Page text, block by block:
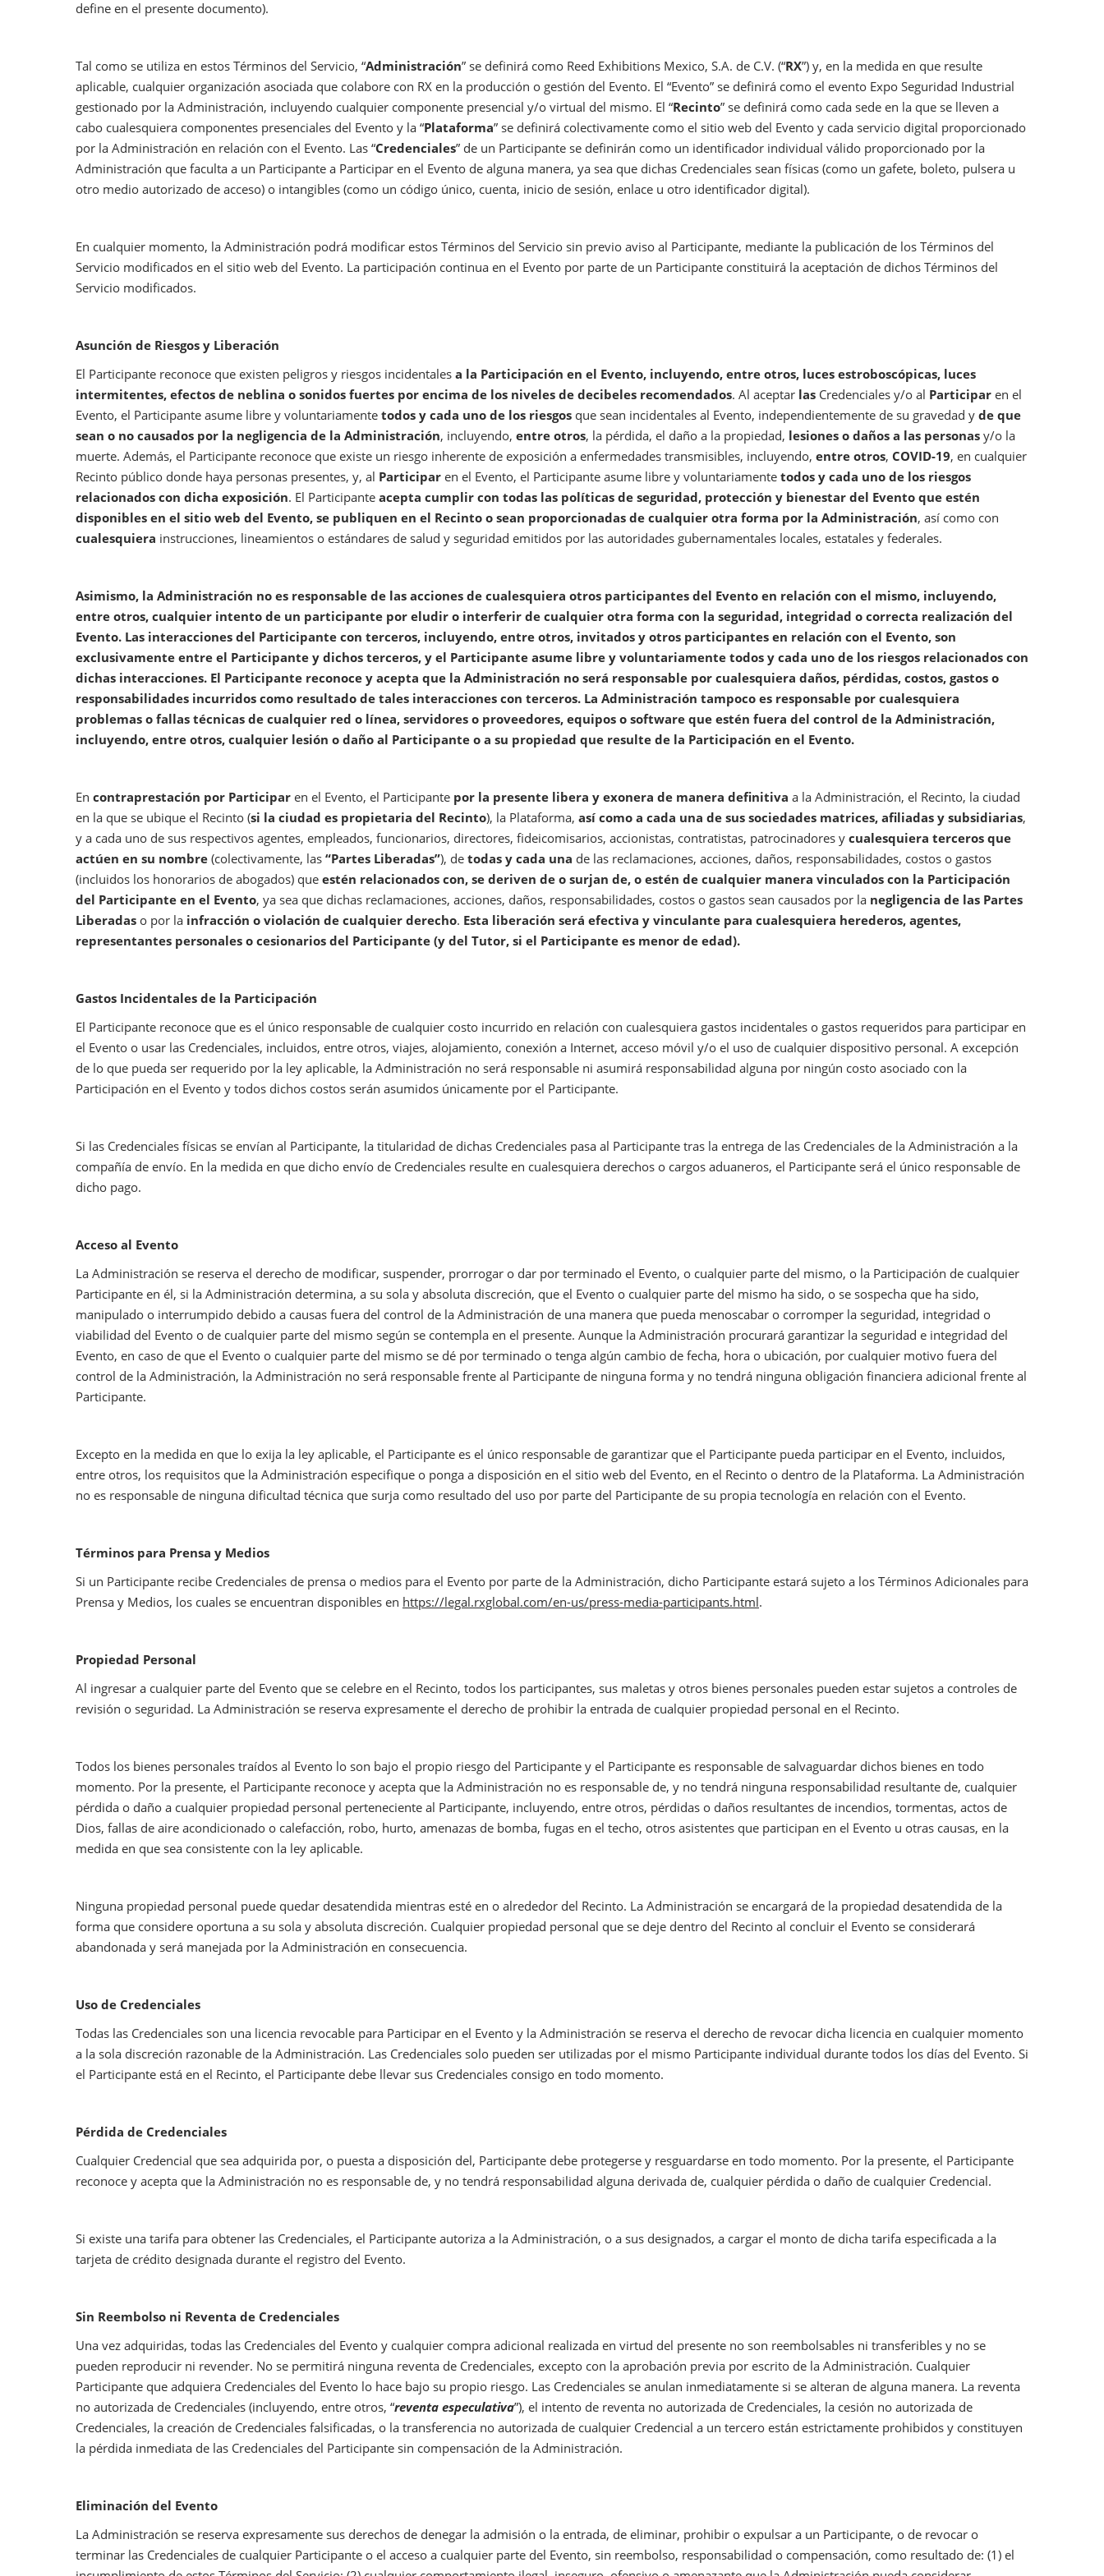
define en el presente documento).
Tal como se utiliza en estos Términos del Servicio, “Administración” se definirá como Reed Exhibitions Mexico, S.A. de C.V. (“RX”) y, en la medida en que resulte
aplicable, cualquier organización asociada que colabore con RX en la producción o gestión del Evento. El “Evento” se definirá como el evento Expo Seguridad Industrial
gestionado por la Administración, incluyendo cualquier componente presencial y/o virtual del mismo. El “Recinto” se definirá como cada sede en la que se lleven a
cabo cualesquiera componentes presenciales del Evento y la “Plataforma” se definirá colectivamente como el sitio web del Evento y cada servicio digital proporcionado
por la Administración en relación con el Evento. Las “Credenciales” de un Participante se definirán como un identificador individual válido proporcionado por la
Administración que faculta a un Participante a Participar en el Evento de alguna manera, ya sea que dichas Credenciales sean físicas (como un gafete, boleto, pulsera u
otro medio autorizado de acceso) o intangibles (como un código único, cuenta, inicio de sesión, enlace u otro identificador digital).
En cualquier momento, la Administración podrá modificar estos Términos del Servicio sin previo aviso al Participante, mediante la publicación de los Términos del
Servicio modificados en el sitio web del Evento. La participación continua en el Evento por parte de un Participante constituirá la aceptación de dichos Términos del
Servicio modificados.
Asunción de Riesgos y Liberación
El Participante reconoce que existen peligros y riesgos incidentales a la Participación en el Evento, incluyendo, entre otros, luces estroboscópicas, luces
intermitentes, efectos de neblina o sonidos fuertes por encima de los niveles de decibeles recomendados. Al aceptar las Credenciales y/o al Participar en el
Evento, el Participante asume libre y voluntariamente todos y cada uno de los riesgos que sean incidentales al Evento, independientemente de su gravedad y de que
sean o no causados por la negligencia de la Administración, incluyendo, entre otros, la pérdida, el daño a la propiedad, lesiones o daños a las personas y/o la
muerte. Además, el Participante reconoce que existe un riesgo inherente de exposición a enfermedades transmisibles, incluyendo, entre otros, COVID-19, en cualquier
Recinto público donde haya personas presentes, y, al Participar en el Evento, el Participante asume libre y voluntariamente todos y cada uno de los riesgos
relacionados con dicha exposición. El Participante acepta cumplir con todas las políticas de seguridad, protección y bienestar del Evento que estén
disponibles en el sitio web del Evento, se publiquen en el Recinto o sean proporcionadas de cualquier otra forma por la Administración, así como con
cualesquiera instrucciones, lineamientos o estándares de salud y seguridad emitidos por las autoridades gubernamentales locales, estatales y federales.
Asimismo, la Administración no es responsable de las acciones de cualesquiera otros participantes del Evento en relación con el mismo, incluyendo,
entre otros, cualquier intento de un participante por eludir o interferir de cualquier otra forma con la seguridad, integridad o correcta realización del
Evento. Las interacciones del Participante con terceros, incluyendo, entre otros, invitados y otros participantes en relación con el Evento, son
exclusivamente entre el Participante y dichos terceros, y el Participante asume libre y voluntariamente todos y cada uno de los riesgos relacionados con
dichas interacciones. El Participante reconoce y acepta que la Administración no será responsable por cualesquiera daños, pérdidas, costos, gastos o
responsabilidades incurridos como resultado de tales interacciones con terceros. La Administración tampoco es responsable por cualesquiera
problemas o fallas técnicas de cualquier red o línea, servidores o proveedores, equipos o software que estén fuera del control de la Administración,
incluyendo, entre otros, cualquier lesión o daño al Participante o a su propiedad que resulte de la Participación en el Evento.
En contraprestación por Participar en el Evento, el Participante por la presente libera y exonera de manera definitiva a la Administración, el Recinto, la ciudad
en la que se ubique el Recinto (si la ciudad es propietaria del Recinto), la Plataforma, así como a cada una de sus sociedades matrices, afiliadas y subsidiarias,
y a cada uno de sus respectivos agentes, empleados, funcionarios, directores, fideicomisarios, accionistas, contratistas, patrocinadores y cualesquiera terceros que
actúen en su nombre (colectivamente, las “Partes Liberadas”), de todas y cada una de las reclamaciones, acciones, daños, responsabilidades, costos o gastos
(incluidos los honorarios de abogados) que estén relacionados con, se deriven de o surjan de, o estén de cualquier manera vinculados con la Participación
del Participante en el Evento, ya sea que dichas reclamaciones, acciones, daños, responsabilidades, costos o gastos sean causados por la negligencia de las Partes
Liberadas o por la infracción o violación de cualquier derecho. Esta liberación será efectiva y vinculante para cualesquiera herederos, agentes,
representantes personales o cesionarios del Participante (y del Tutor, si el Participante es menor de edad).
Gastos Incidentales de la Participación
El Participante reconoce que es el único responsable de cualquier costo incurrido en relación con cualesquiera gastos incidentales o gastos requeridos para participar en
el Evento o usar las Credenciales, incluidos, entre otros, viajes, alojamiento, conexión a Internet, acceso móvil y/o el uso de cualquier dispositivo personal. A excepción
de lo que pueda ser requerido por la ley aplicable, la Administración no será responsable ni asumirá responsabilidad alguna por ningún costo asociado con la
Participación en el Evento y todos dichos costos serán asumidos únicamente por el Participante.
Si las Credenciales físicas se envían al Participante, la titularidad de dichas Credenciales pasa al Participante tras la entrega de las Credenciales de la Administración a la
compañía de envío. En la medida en que dicho envío de Credenciales resulte en cualesquiera derechos o cargos aduaneros, el Participante será el único responsable de
dicho pago.
Acceso al Evento
La Administración se reserva el derecho de modificar, suspender, prorrogar o dar por terminado el Evento, o cualquier parte del mismo, o la Participación de cualquier
Participante en él, si la Administración determina, a su sola y absoluta discreción, que el Evento o cualquier parte del mismo ha sido, o se sospecha que ha sido,
manipulado o interrumpido debido a causas fuera del control de la Administración de una manera que pueda menoscabar o corromper la seguridad, integridad o
viabilidad del Evento o de cualquier parte del mismo según se contempla en el presente. Aunque la Administración procurará garantizar la seguridad e integridad del
Evento, en caso de que el Evento o cualquier parte del mismo se dé por terminado o tenga algún cambio de fecha, hora o ubicación, por cualquier motivo fuera del
control de la Administración, la Administración no será responsable frente al Participante de ninguna forma y no tendrá ninguna obligación financiera adicional frente al
Participante.
Excepto en la medida en que lo exija la ley aplicable, el Participante es el único responsable de garantizar que el Participante pueda participar en el Evento, incluidos,
entre otros, los requisitos que la Administración especifique o ponga a disposición en el sitio web del Evento, en el Recinto o dentro de la Plataforma. La Administración
no es responsable de ninguna dificultad técnica que surja como resultado del uso por parte del Participante de su propia tecnología en relación con el Evento.
Términos para Prensa y Medios
Si un Participante recibe Credenciales de prensa o medios para el Evento por parte de la Administración, dicho Participante estará sujeto a los Términos Adicionales para
Prensa y Medios, los cuales se encuentran disponibles en https://legal.rxglobal.com/en-us/press-media-participants.html.
Propiedad Personal
Al ingresar a cualquier parte del Evento que se celebre en el Recinto, todos los participantes, sus maletas y otros bienes personales pueden estar sujetos a controles de
revisión o seguridad. La Administración se reserva expresamente el derecho de prohibir la entrada de cualquier propiedad personal en el Recinto.
Todos los bienes personales traídos al Evento lo son bajo el propio riesgo del Participante y el Participante es responsable de salvaguardar dichos bienes en todo
momento. Por la presente, el Participante reconoce y acepta que la Administración no es responsable de, y no tendrá ninguna responsabilidad resultante de, cualquier
pérdida o daño a cualquier propiedad personal perteneciente al Participante, incluyendo, entre otros, pérdidas o daños resultantes de incendios, tormentas, actos de
Dios, fallas de aire acondicionado o calefacción, robo, hurto, amenazas de bomba, fugas en el techo, otros asistentes que participan en el Evento u otras causas, en la
medida en que sea consistente con la ley aplicable.
Ninguna propiedad personal puede quedar desatendida mientras esté en o alrededor del Recinto. La Administración se encargará de la propiedad desatendida de la
forma que considere oportuna a su sola y absoluta discreción. Cualquier propiedad personal que se deje dentro del Recinto al concluir el Evento se considerará
abandonada y será manejada por la Administración en consecuencia.
Uso de Credenciales
Todas las Credenciales son una licencia revocable para Participar en el Evento y la Administración se reserva el derecho de revocar dicha licencia en cualquier momento
a la sola discreción razonable de la Administración. Las Credenciales solo pueden ser utilizadas por el mismo Participante individual durante todos los días del Evento. Si
el Participante está en el Recinto, el Participante debe llevar sus Credenciales consigo en todo momento.
Pérdida de Credenciales
Cualquier Credencial que sea adquirida por, o puesta a disposición del, Participante debe protegerse y resguardarse en todo momento. Por la presente, el Participante
reconoce y acepta que la Administración no es responsable de, y no tendrá responsabilidad alguna derivada de, cualquier pérdida o daño de cualquier Credencial.
Si existe una tarifa para obtener las Credenciales, el Participante autoriza a la Administración, o a sus designados, a cargar el monto de dicha tarifa especificada a la
tarjeta de crédito designada durante el registro del Evento.
Sin Reembolso ni Reventa de Credenciales
Una vez adquiridas, todas las Credenciales del Evento y cualquier compra adicional realizada en virtud del presente no son reembolsables ni transferibles y no se
pueden reproducir ni revender. No se permitirá ninguna reventa de Credenciales, excepto con la aprobación previa por escrito de la Administración. Cualquier
Participante que adquiera Credenciales del Evento lo hace bajo su propio riesgo. Las Credenciales se anulan inmediatamente si se alteran de alguna manera. La reventa
no autorizada de Credenciales (incluyendo, entre otros, “reventa especulativa”), el intento de reventa no autorizada de Credenciales, la cesión no autorizada de
Credenciales, la creación de Credenciales falsificadas, o la transferencia no autorizada de cualquier Credencial a un tercero están estrictamente prohibidos y constituyen
la pérdida inmediata de las Credenciales del Participante sin compensación de la Administración.
Eliminación del Evento
La Administración se reserva expresamente sus derechos de denegar la admisión o la entrada, de eliminar, prohibir o expulsar a un Participante, o de revocar o
terminar las Credenciales de cualquier Participante o el acceso a cualquier parte del Evento, sin reembolso, responsabilidad o compensación, como resultado de: (1) el